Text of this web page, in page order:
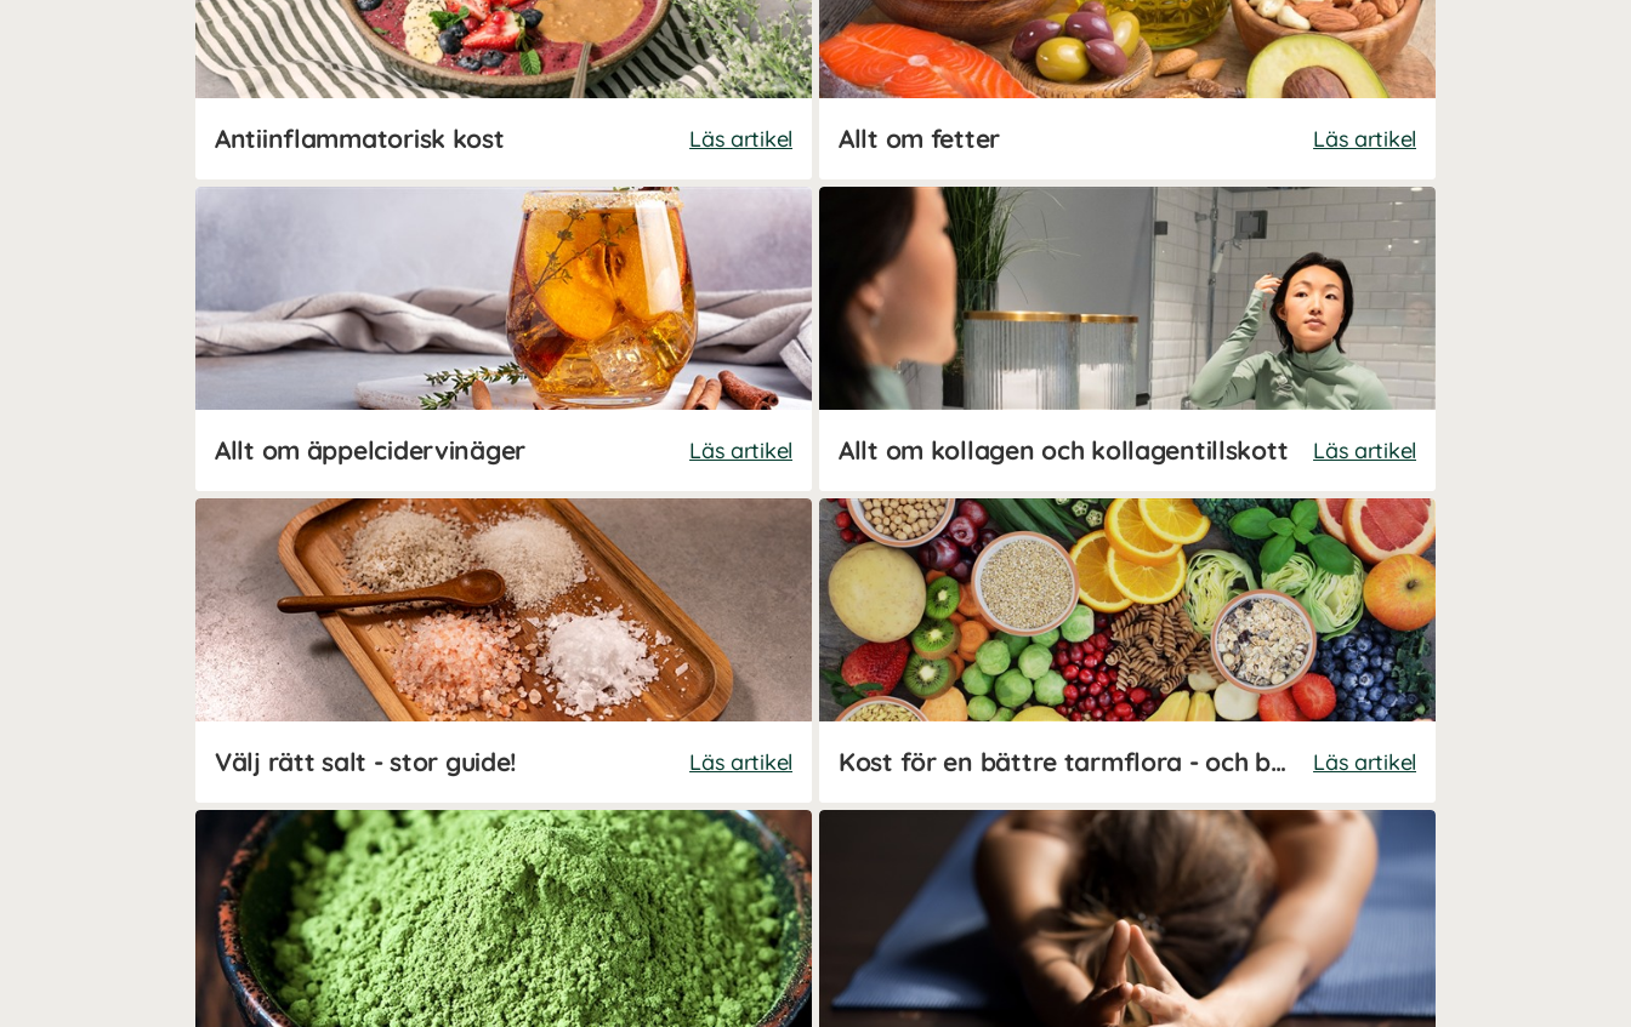
Antiinflammatorisk kost Läs artikel Allt om fetter Läs artikel
Allt om äppelcidervinäger Läs artikel Allt om kollagen och kollagentillskott Läs artikel
Välj rätt salt - stor guide! Läs artikel Kost för en bättre tarmflora - och bättre mående? Läs artikel